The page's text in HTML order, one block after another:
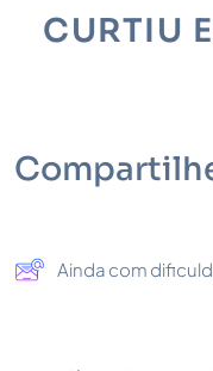
CURTIU
Ainda com